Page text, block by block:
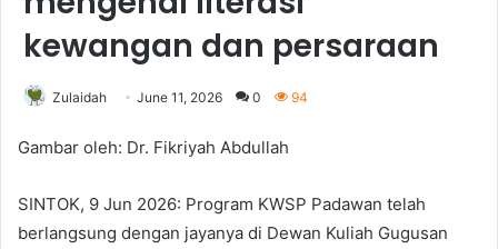
kewangan dan persaraan
Zulaidah June 11, 2026 0 94
Gambar oleh: Dr. Fikriyah Abdullah
SINTOK, 9 Jun 2026: Program KWSP Padawan telah
berlangsung dengan jayanya di Dewan Kuliah Gugusan